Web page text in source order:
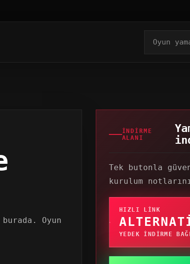
Oyun
İNDIRME
ALANI
Tek butonla
kurulum
HIZLI LINK
YEDEK INDIRME